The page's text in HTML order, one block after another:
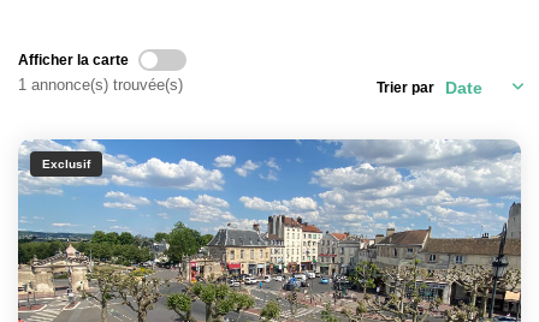
NOS SERVICES
NOS OUTILS
ACTUALITÉS
SUIVI VENDEUR
REJOIGNEZ NOUS
Afficher la carte
1 annonce(s) trouvée(s) Trier par
Exclusif